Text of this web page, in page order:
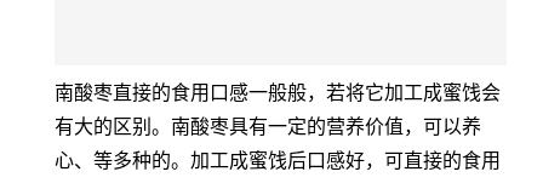
南酸枣直接的食用口感一般般，若将它加工成蜜饯会
有大的区别。南酸枣具有一定的营养价值，可以养
心、等多种的。加工成蜜饯后口感好，可直接的食用